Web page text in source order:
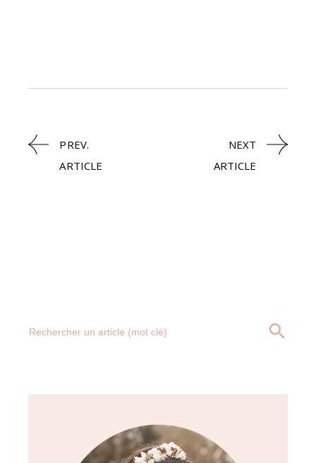
for:
SEARCH
PREV.
ARTICLE
NEXT
ARTICLE